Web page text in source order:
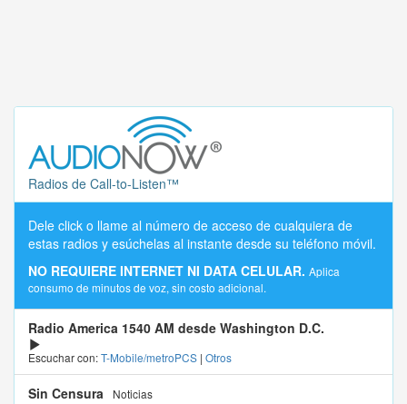
Radios de Call-to-Listen™
Dele click o llame al número de acceso de cualquiera de
estas radios y esúchelas al instante desde su teléfono móvil.
NO REQUIERE INTERNET NI DATA CELULAR. Aplica
consumo de minutos de voz, sin costo adicional.
Radio America 1540 AM desde Washington D.C.
Escuchar con:T-Mobile/metroPCS | Otros
Sin Censura
Noticias